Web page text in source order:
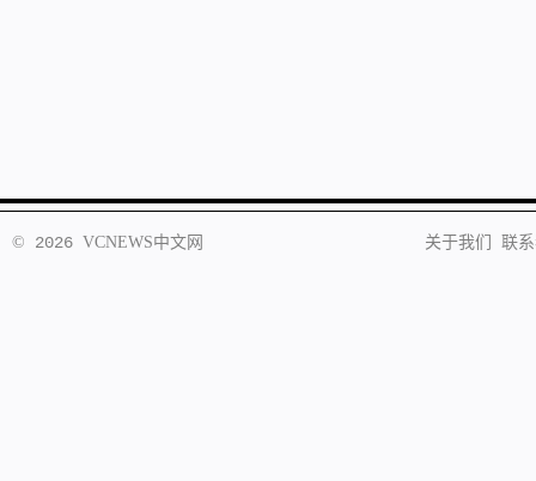
© 2026 VCNEWS中文网 关于我们 联